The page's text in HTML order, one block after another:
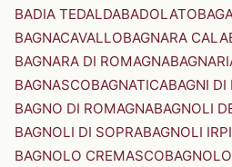
BADIA TEDALDABADOLATO
BAGNACAVALLOBAGNARA
BAGNARA DI ROMAGNA
BAGNASCOBAGNATICABAGNI DI
BAGNO DI ROMAGNABAGNOLI
BAGNOLI DI SOPRABAGNOLI
BAGNOLO CREMASCO